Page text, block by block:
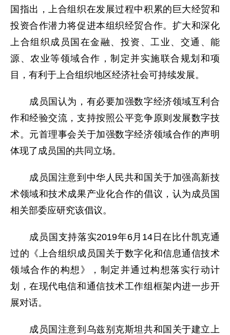
国指出，上合组织在发展过程中积累的巨大经贸和
投资合作潜力将促进本组织经贸合作。扩大和深化
上合组织成员国在金融、投资、工业、交通、能
源、农业等领域合作，制定并实施联合规划和项
目，有利于上合组织地区经济社会可持续发展。
成员国认为，有必要加强数字经济领域互利合
作和经验交流，支持按照公平竞争原则发展数字技
术。元首理事会关于加强数字经济领域合作的声明
体现了成员国的共同立场。
成员国注意到中华人民共和国关于加强高新技
术领域和技术成果产业化合作的倡议，认为成员国
相关部委应研究该倡议。
成员国支持落实2019年6月14日在比什凯克通
过的《上合组织成员国关于数字化和信息通信技术
领域合作的构想》，制定并通过构想落实行动计
划，在现代电信和通信技术工作组框架内进一步开
展对话。
成员国注意到乌兹别克斯坦共和国关于建立上